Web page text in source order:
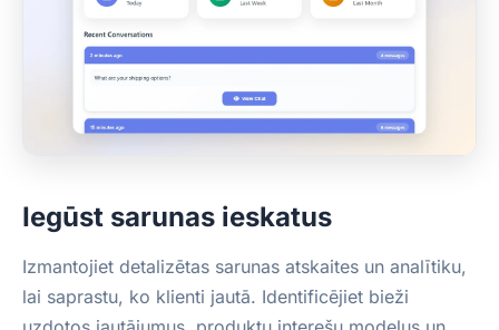
Iegūst sarunas ieskatus
Izmantojiet detalizētas sarunas atskaites un analītiku,
lai saprastu, ko klienti jautā. Identificējiet bieži